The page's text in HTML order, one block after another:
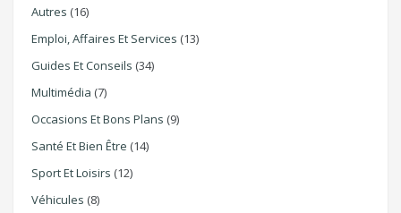
Autres (16)
Emploi, Affaires Et Services (13)
Guides Et Conseils (34)
Multimédia (7)
Occasions Et Bons Plans (9)
Santé Et Bien Être (14)
Sport Et Loisirs (12)
Véhicules (8)